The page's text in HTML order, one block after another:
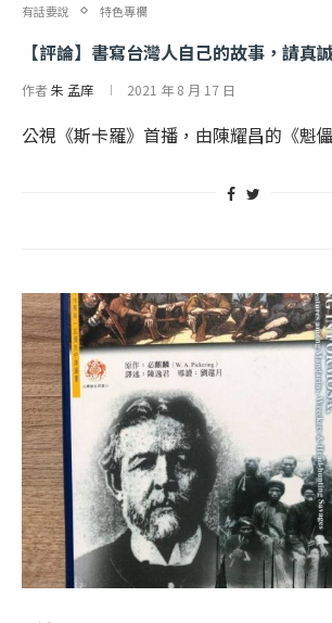
有話要說 特色專欄
【評論】書寫台灣人自己的故事，請真
作者朱 孟庠 2021 年 8 月 17 日
公視《斯卡羅》首播，由陳耀昌的《魁